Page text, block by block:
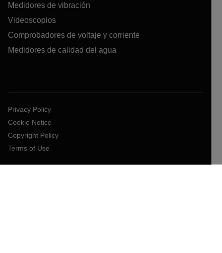
Medidores de vibración
Videoscopios
Comprobadores de voltaje y corriente
Medidores de calidad del agua
Privacy Policy
Cookie Notice
Copyright Policy
Terms of Use